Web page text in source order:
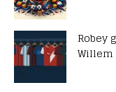
Robey